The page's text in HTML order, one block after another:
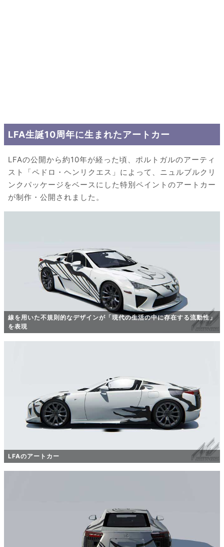
LFA生誕10周年に生まれたアートカー
LFAの公開から約10年が経った頃、ポルトガルのアーティ
スト「ペドロ・ヘンリクエス」によって、ニュルブルクリ
ンクパッケージをベースにした特別ペイントのアートカー
が制作・公開されました。
線を用いた不規則的なデザインが「現代の生活の中に存在する流動性」
を表現
LFAのアートカー